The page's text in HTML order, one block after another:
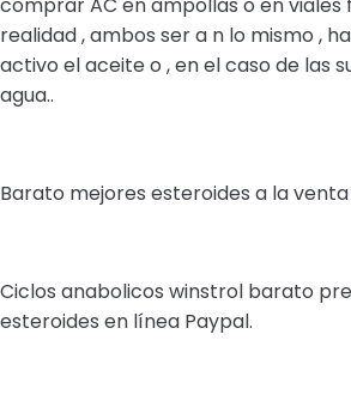
comprar AC en ampollas o en viales
realidad , ambos ser a n lo mismo ,
activo el aceite o , en el caso de las
agua..
Barato mejores esteroides a la
Ciclos anabolicos winstrol barato
esteroides en línea Paypal.